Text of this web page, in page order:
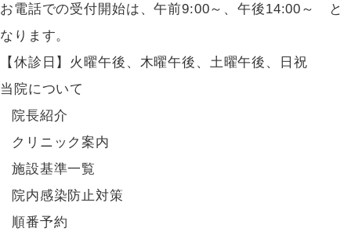
お電話での受付開始は、午前9:00～、午後14:00～ と
なります。
【休診日】火曜午後、木曜午後、土曜午後、日祝
当院について
院長紹介
クリニック案内
施設基準一覧
院内感染防止対策
順番予約